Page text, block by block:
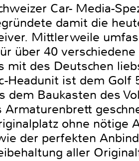
Car- Media-
damit die
Mittlerweile
über 40
des Deutschen
Headunit ist dem
dem Baukasten des
ohne nötige
der perfekten
aller